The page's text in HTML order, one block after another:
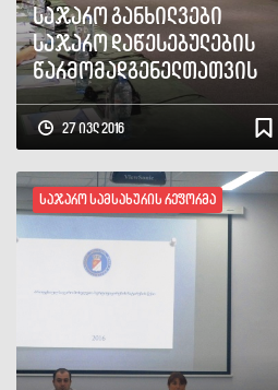
საჯარო განხილვები
საჯარო დაწესებულების
წარმომადგენელთათვის
27 ივლ 2016
საჯარო სამსახურის რეფორმა